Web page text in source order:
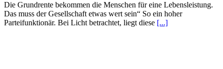
Die Grundrente bekommen die Menschen für eine Lebensleistung.
Das muss der Gesellschaft etwas wert sein“ So ein hoher
Parteifunktionär. Bei Licht betrachtet, liegt diese [...]